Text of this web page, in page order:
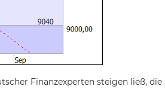
Finanzexperten steigen ließ, die